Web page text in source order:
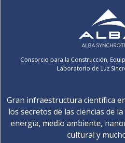
Consorcio para la Construcción,
Laboratorio de Luz
Gran infraestructura científica
los secretos de las ciencias de
energía, medio ambiente,
cultural y